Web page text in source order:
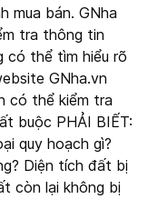
mua bán. GNha
tra thông tin
có thể tìm hiểu rõ
GNha.vn
có thể kiểm tra
buộc PHẢI BIẾT:
quy hoạch gì?
Diện tích đất bị
còn lại không bị